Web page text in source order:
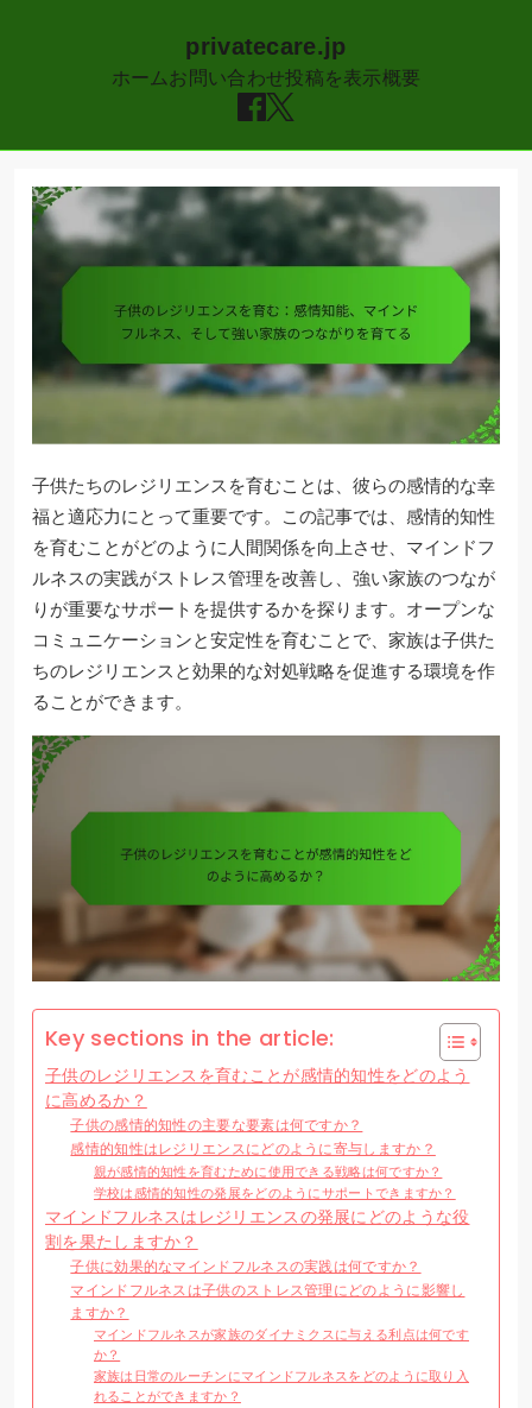
privatecare.jp
ホーム お問い合わせ投稿を表示概要
content
子供たちのレジリエンスを育むことは、彼らの感情的な幸
福と適応力にとって重要です。この記事では、感情的知性
を育むことがどのように人間関係を向上させ、マインドフ
ルネスの実践がストレス管理を改善し、強い家族のつなが
りが重要なサポートを提供するかを探ります。オープンな
コミュニケーションと安定性を育むことで、家族は子供た
ちのレジリエンスと効果的な対処戦略を促進する環境を作
ることができます。
Key sections in the article:
子供のレジリエンスを育むことが感情的知性をどのよう
に高めるか？
子供の感情的知性の主要な要素は何ですか？
感情的知性はレジリエンスにどのように寄与しますか？
親が感情的知性を育むために使用できる戦略は何ですか？
学校は感情的知性の発展をどのようにサポートできますか？
マインドフルネスはレジリエンスの発展にどのような役
割を果たしますか？
子供に効果的なマインドフルネスの実践は何ですか？
マインドフルネスは子供のストレス管理にどのように影響し
ますか？
マインドフルネスが家族のダイナミクスに与える利点は何です
か？
家族は日常のルーチンにマインドフルネスをどのように取り入
れることができますか？